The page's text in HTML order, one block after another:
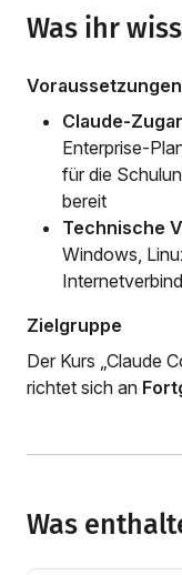
Was ihr
Voraussetzungen
Claude-
Enterprise-
für die
bereit
Technische
Windows,
Zielgruppe
Der Kurs „Claude
richtet sich an
Was